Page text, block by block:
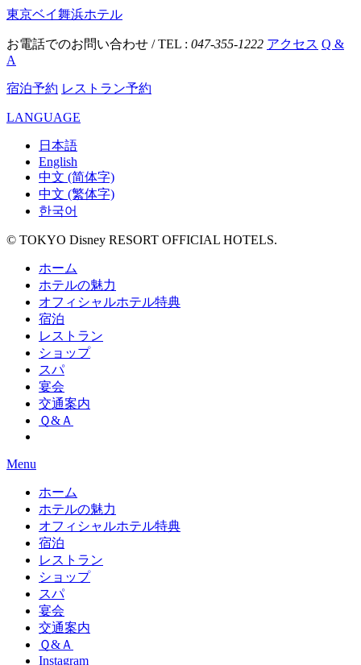
東京ベイ舞浜ホテル
お電話でのお問い合わせ / TEL : 047-355-1222 アクセス Q &
A
宿泊予約 レストラン予約
LANGUAGE
日本語
English
中文 (简体字)
中文 (繁体字)
한국어
© TOKYO Disney RESORT OFFICIAL HOTELS.
ホーム
ホテルの魅力
オフィシャルホテル特典
宿泊
レストラン
ショップ
スパ
宴会
交通案内
Ｑ&Ａ
Menu
ホーム
ホテルの魅力
オフィシャルホテル特典
宿泊
レストラン
ショップ
スパ
宴会
交通案内
Ｑ&Ａ
Instagram